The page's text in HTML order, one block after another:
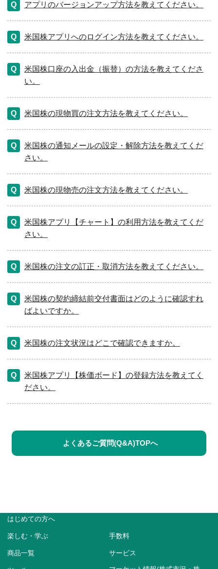
アプリのバージョンアップ方法を教えてください。
米国株アプリへのログイン方法を教えてください。
米国株口座の入出金（振替）の方法を教えてくださ
い。
米国株の現物買の注文方法を教えてください。
米国株の通知メールの設定・解除方法を教えてくだ
さい。
米国株の現物売の注文方法を教えてください。
米国株アプリ【チャート】の利用方法を教えてくだ
さい。
米国株の注文の訂正・取消方法を教えてください。
米国株の契約締結前交付書面はどのように確認すれ
ばよいですか。
米国株の注文状況はどこで確認できますか。
米国株アプリ【株価ボード】の登録方法を教えてく
ださい。
よくあるご質問(Q&A)TOPへ
はじめての方へ
楽しむ・学ぶ 手数料
商品一覧 サービス